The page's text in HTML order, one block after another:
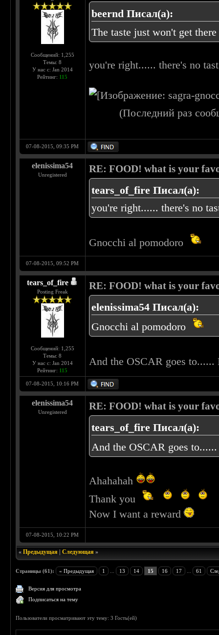
Сообщений: 1,255
Темы: 8
У нас с: Jan 2014
Рейтинг: 115
beernd Писал(а):
The taste just won't get
you're right...... there's no
(Последний раз
07-08-2015, 09:35 PM
elenissima54
Unregistered
RE: FOOD! what is your
tears_of_fire Писал(а):
you're right...... there's no
Gnocchi al pomodoro
07-08-2015, 09:52 PM
tears_of_fire
Posting Freak
Сообщений: 1,255
Темы: 8
У нас с: Jan 2014
Рейтинг: 115
RE: FOOD! what is your
elenissima54 Писал(а):
Gnocchi al pomodoro
And the OSCAR goes
07-08-2015, 10:16 PM
elenissima54
Unregistered
RE: FOOD! what is your
tears_of_fire Писал(а):
And the OSCAR goes
Ahahahah
Thank you
Now I want a reward
07-08-2015, 10:22 PM
«Предыдущая |Следующая »
Страницы (61): « Предыдущая 1 13 14 15 16 17 61
Версия для просмотра
Подписаться на тему
Пользователи просматривают эту тему: 3 Гость(ей)